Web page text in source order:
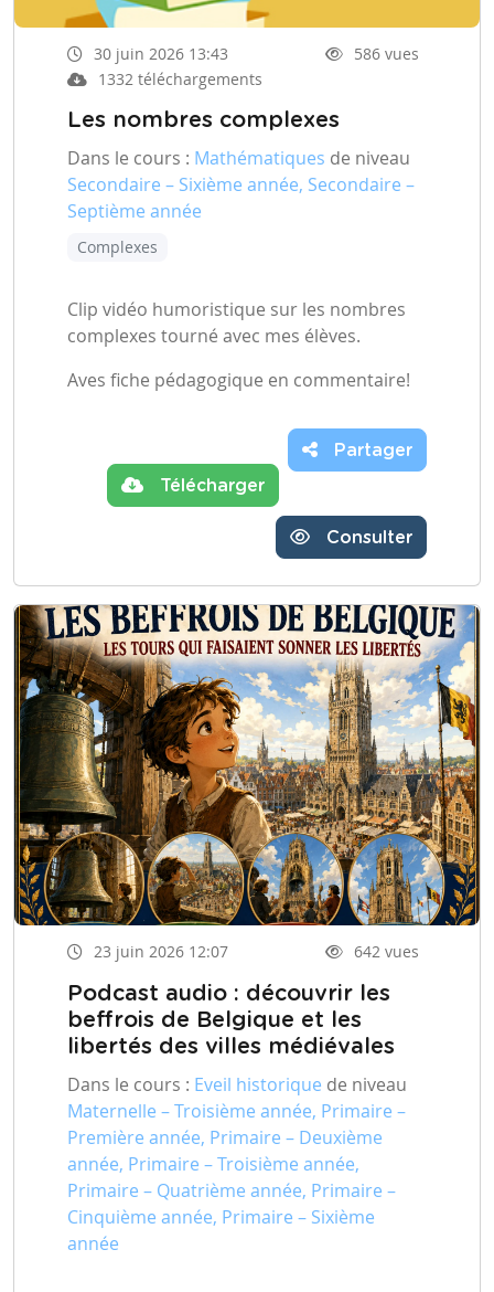
30 juin 2026 13:43
586 vues
1332 téléchargements
Les nombres complexes
Dans le cours : Mathématiques de niveau
Secondaire – Sixième année, Secondaire –
Septième année
Complexes
Clip vidéo humoristique sur les nombres
complexes tourné avec mes élèves.
Aves fiche pédagogique en commentaire!
Télécharger
Partager
Consulter
23 juin 2026 12:07 642 vues
Podcast audio : découvrir les
beffrois de Belgique et les
libertés des villes médiévales
Dans le cours : Eveil historique de niveau
Maternelle – Troisième année, Primaire –
Première année, Primaire – Deuxième
année, Primaire – Troisième année,
Primaire – Quatrième année, Primaire –
Cinquième année, Primaire – Sixième
année